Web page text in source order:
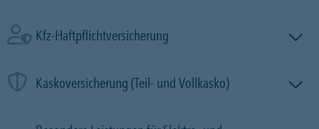
Kfz-Haftpflichtversicherung
Kaskoversicherung (Teil- und Vollkasko)